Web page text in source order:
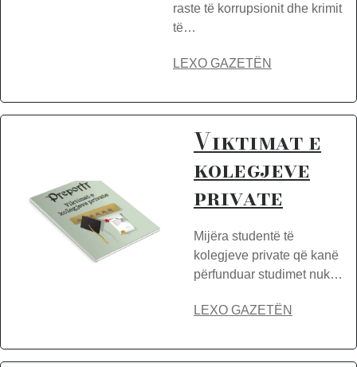
raste të korrupsionit dhe krimit
të…
LEXO GAZETËN
Viktimat e
kolegjeve
private
Mijëra studentë të
kolegjeve private që kanë
përfunduar studimet nuk…
LEXO GAZETËN